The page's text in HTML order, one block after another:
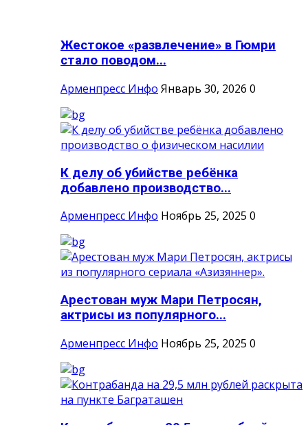
Жестокое «развлечение» в Гюмри
стало поводом...
Арменпресс Инфо Январь 30, 2026 0
К делу об убийстве ребёнка
добавлено производство...
Арменпресс Инфо Ноябрь 25, 2025 0
Арестован муж Мари Петросян,
актрисы из популярного...
Арменпресс Инфо Ноябрь 25, 2025 0